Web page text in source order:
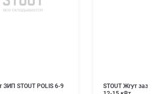
ЗИП STOUT POLIS 6-9
STOUT Жгут